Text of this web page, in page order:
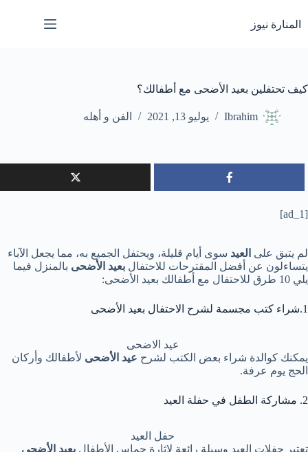
إلى
المحتوى
المنارة نيوز
كيف تحتفلين بعيد الأضحى مع أطفالك؟
Ibrahim يوليو 13, 2021 الفن و أهله
[ad_1]
لم يتبق على العيد سوى أيام قليلة، ويحتفل الجميع به، مما يجعل الآباء
يتساءلون عن أفضل المقترحات للاحتفال بعيد الأضحى بالمنزل فيما
يلي 10 طرق للاحتفال مع أطفالك بعيد الأضحى:
1.شراء كتب مجسمة لشرح الاحتفال بعيد الأضحى
عيد الاضحى
يمكنك كوالدة شراء بعض الكتب لشرح عيد الأضحى لأطفالك وأركان
الحج يوم عرفة.
2. مشاركة الطفل في حفلة العيد
حفل العيد
تعتبر حفلات العيد وسيلة رائعة لإثارة حماس الأطفال بعيد الأضحى